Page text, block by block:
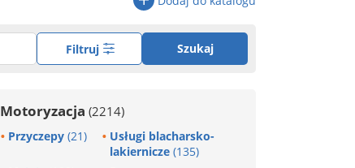
Filtruj Szukaj
Motoryzacja (2214)
Przyczepy (21)
Usługi blacharsko-
lakiernicze (135)